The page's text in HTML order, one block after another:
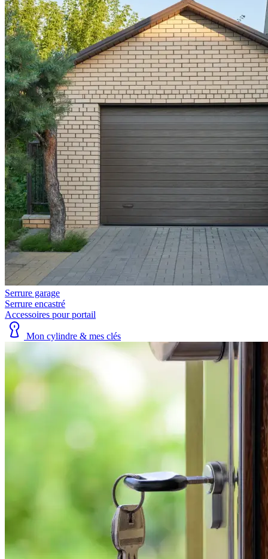
Serrure garage
Serrure encastré
Accessoires pour portail
Mon cylindre & mes clés